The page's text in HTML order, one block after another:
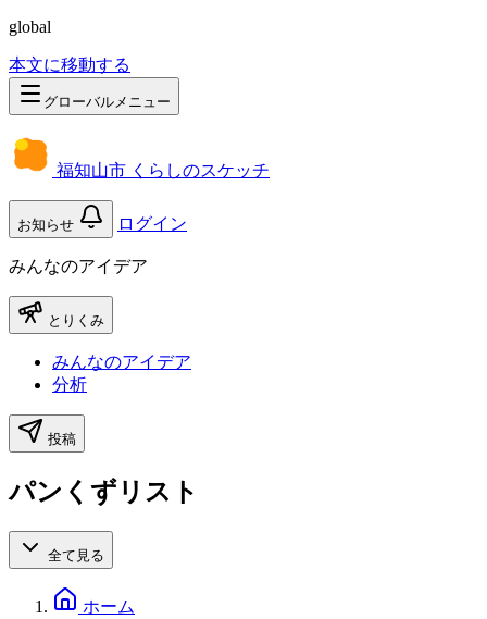
global
本文に移動する
グローバルメニュー
福知山市 くらしのスケッチ
お知らせ ログイン
みんなのアイデア
とりくみ
みんなのアイデア
分析
投稿
パンくずリスト
全て見る
ホーム